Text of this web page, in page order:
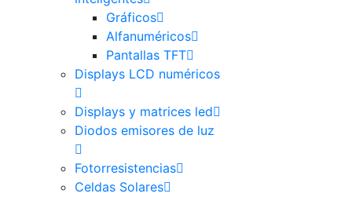
Gráficos
Alfanuméricos
Pantallas TFT
Displays LCD numéricos
Displays y matrices led
Diodos emisores de luz
Fotorresistencias
Celdas Solares